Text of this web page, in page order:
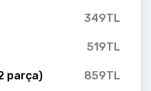
349TL
519TL
parça) 859TL